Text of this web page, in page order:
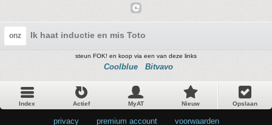
onz Ik haat inductie en mis Toto
steun FOK! en koop via een van deze links
Coolblue Bitvavo
Index Actief MyAT Nieuw Opslaan
privacy premium account voorwaarden